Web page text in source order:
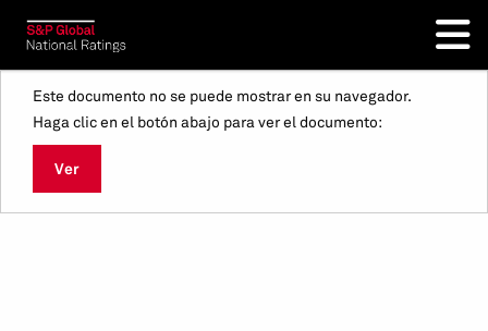
Este documento no se puede mostrar en su navegador.
Haga clic en el botón abajo para ver el documento:
Ver